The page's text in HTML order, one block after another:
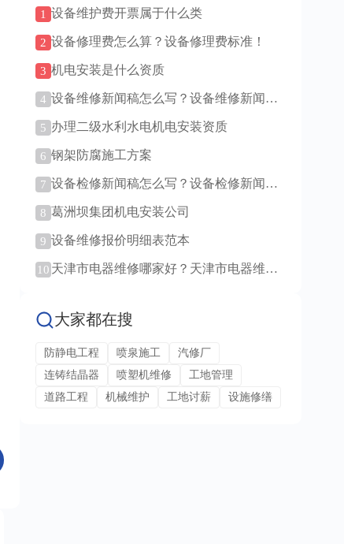
1 设备维护费开票属于什么类
2 设备修理费怎么算？设备修理费标准！
3 机电安装是什么资质
4 设备维修新闻稿怎么写？设备维修新闻稿
5 办理二级水利水电机电安装资质
6 钢架防腐施工方案
7 设备检修新闻稿怎么写？设备检修新闻稿
8 葛洲坝集团机电安装公司
9 设备维修报价明细表范本
10 天津市电器维修哪家好？天津市电器维修
大家都在搜
防静电工程 喷泉施工
汽修厂
连铸结晶器
喷塑机维修
工地管理
道路工程
机械维护 工地讨薪 设施修缮